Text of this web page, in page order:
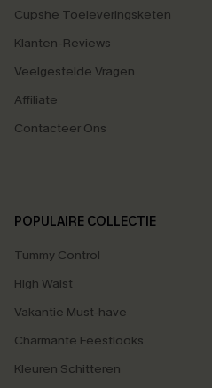
Cupshe Toeleveringsketen
Klanten-Reviews
Veelgestelde Vragen
Affiliate
Contacteer Ons
POPULAIRE COLLECTIE
Tummy Control
High Waist
Vakantie Must-have
Charmante Feestlooks
Kleuren Schitteren